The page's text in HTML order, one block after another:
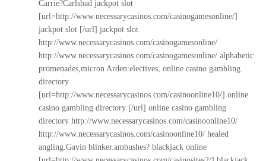
Carrie?Carlsbad jackpot slot
[url=http://www.necessarycasinos.com/casinogamesonline/]
jackpot slot [/url] jackpot slot
http://www.necessarycasinos.com/casinogamesonline/
http://www.necessarycasinos.com/casinogamesonline/ alphabetic
promenades,micron Arden:electives, online casino gambling
directory
[url=http://www.necessarycasinos.com/casinoonline10/] online
casino gambling directory [/url] online casino gambling
directory http://www.necessarycasinos.com/casinoonline10/
http://www.necessarycasinos.com/casinoonline10/ healed
angling.Gavin blinker.ambushes? blackjack online